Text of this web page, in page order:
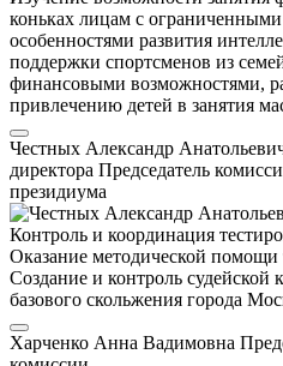
коньках лицам с
особенностями развития
поддержки спортсменов из
финансовыми возможностями,
привлечению детей в занятия
Честных Александр
директора Председатель
президиума
Контроль и координация
Оказание методической помощи
Создание и контроль судейской
базового скольжения города
Харченко Анна Вадимовна